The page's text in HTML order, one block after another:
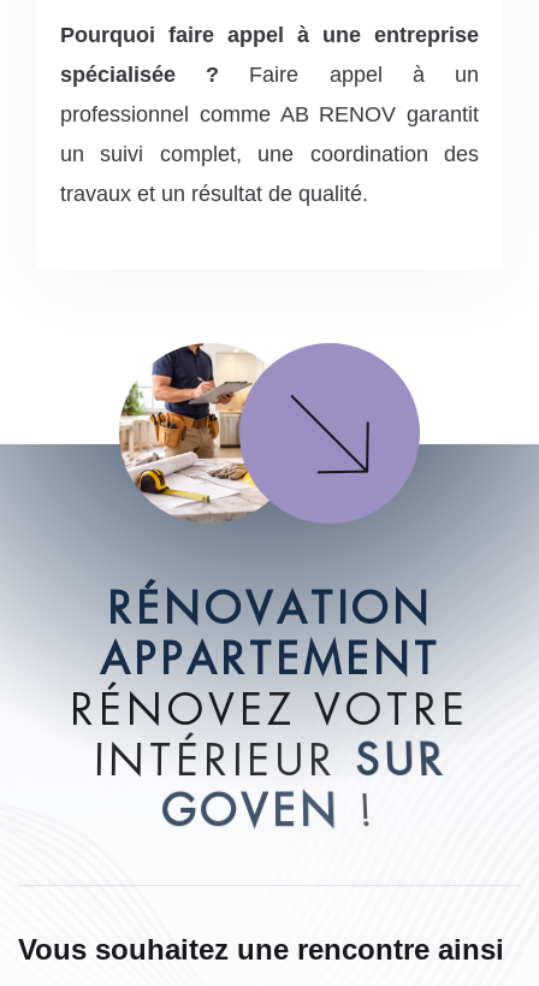
Pourquoi faire appel à une entreprise
spécialisée ? Faire appel à un
professionnel comme AB RENOV garantit
un suivi complet, une coordination des
travaux et un résultat de qualité.
RÉNOVATION
APPARTEMENT
RÉ NOVEZ VOTRE
INTÉRIE UR SUR
GOVEN !
Vous souhaitez une rencontre ainsi